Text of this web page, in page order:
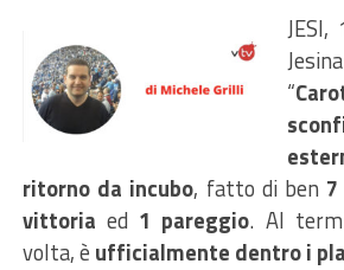
“
ritorno da incubo, fatto di ben
vittoria ed 1 pareggio. Al
volta, è ufficialmente dentro i